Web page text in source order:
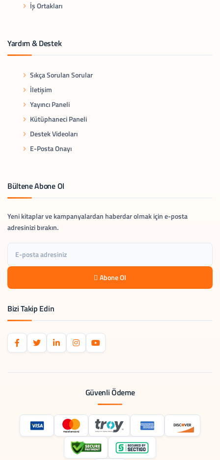
İş Ortakları
Yardım & Destek
Sıkça Sorulan Sorular
İletişim
Yayıncı Paneli
Kütüphaneci Paneli
Destek Videoları
E-Posta Onayı
Bültene Abone Ol
Yeni kitaplar ve kampanyalardan haberdar olmak için e-posta
adresinizi bırakın.
Abone Ol
Bizi Takip Edin
Güvenli Ödeme